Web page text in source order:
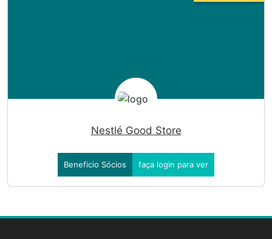
Nestlé Good Store
Beneficio Sócios faça login para ver